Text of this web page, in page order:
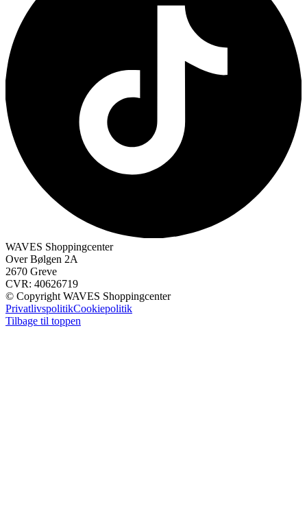
WAVES Shoppingcenter
Over Bølgen 2A
2670 Greve
CVR: 40626719
© Copyright WAVES Shoppingcenter
PrivatlivspolitikCookiepolitik
Tilbage til toppen